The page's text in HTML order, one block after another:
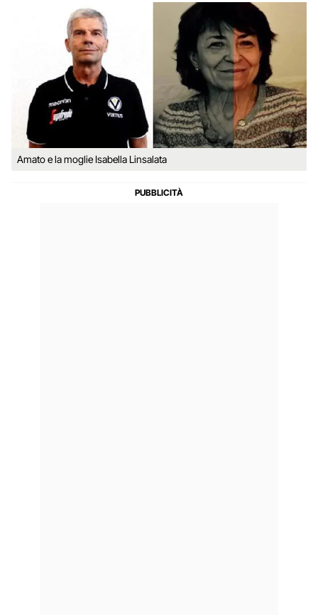
Amato e la moglie Isabella Linsalata